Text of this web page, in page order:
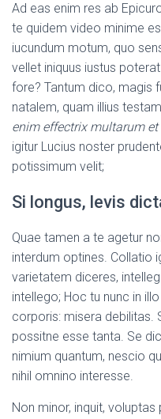
Ad eas enim res ab
te quidem video minime
iucundum motum, quo
vellet iniquus iustus
fore? Tantum dico, magis
natalem, quam illius
enim effectrix multarum
igitur Lucius noster
potissimum velit;
Si longus, levis
Quae tamen a te agetur
interdum optines. Collatio
varietatem diceres,
intellego; Hoc tu nunc in
corporis: misera debilitas.
possitne esse tanta. Se
nimium quantum, nescio
nihil omnino interesse.
Non minor, inquit,